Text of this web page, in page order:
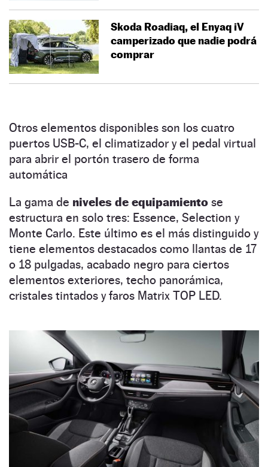
Skoda Roadiaq, el Enyaq iV
camperizado que nadie podrá
comprar
Otros elementos disponibles son los cuatro
puertos USB-C, el climatizador y el pedal virtual
para abrir el portón trasero de forma
automática
La gama de niveles de equipamiento se
estructura en solo tres: Essence, Selection y
Monte Carlo. Este último es el más distinguido y
tiene elementos destacados como llantas de 17
o 18 pulgadas, acabado negro para ciertos
elementos exteriores, techo panorámica,
cristales tintados y faros Matrix TOP LED.